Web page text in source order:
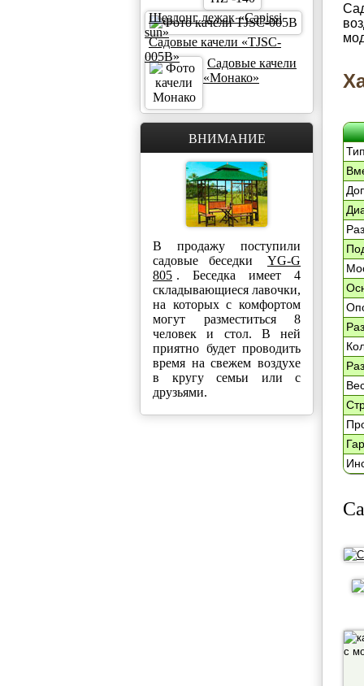
Шезлонг лежак «Capissi
sun»
Садовые качели «TJSC-
005B»
Садовые качели
«Монако»
ВНИМАНИЕ
В продажу поступили
садовые беседки
YG-G
805 . Беседка имеет 4
складывающиеся лавочки,
на которых с комфортом
могут разместиться 8
человек и стол. В ней
приятно будет проводить
время на свежем воздухе
в кругу семьи или с
друзьями.
Тип